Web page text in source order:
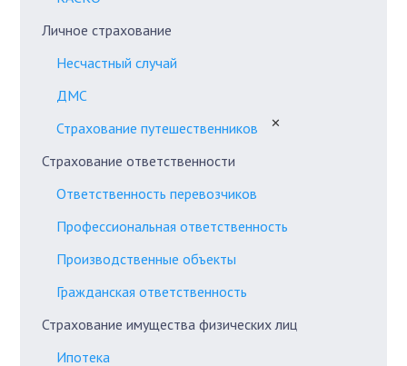
Личное страхование
Несчастный случай
ДМС
Страхование путешественников
✕
Страхование ответственности
Ответственность перевозчиков
Профессиональная ответственность
Производственные объекты
Гражданская ответственность
Страхование имущества физических лиц
Ипотека